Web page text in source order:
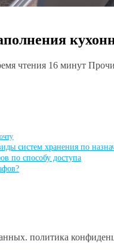
чтения 16 минут
систем хранения по
по способу доступа
политика